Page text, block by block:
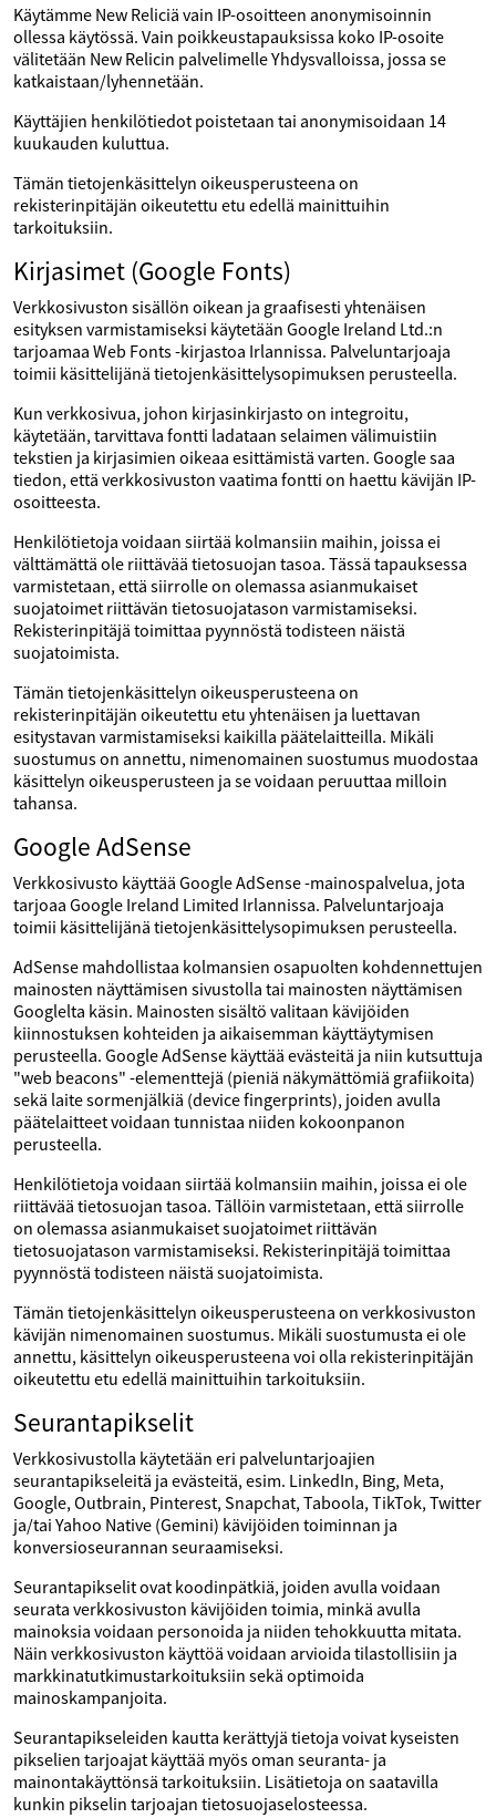
Käytämme New Reliciä vain IP-osoitteen anonymisoinnin
ollessa käytössä. Vain poikkeustapauksissa koko IP-osoite
välitetään New Relicin palvelimelle Yhdysvalloissa, jossa se
katkaistaan/lyhennetään.
Käyttäjien henkilötiedot poistetaan tai anonymisoidaan 14
kuukauden kuluttua.
Tämän tietojenkäsittelyn oikeusperusteena on
rekisterinpitäjän oikeutettu etu edellä mainittuihin
tarkoituksiin.
Kirjasimet (Google Fonts)
Verkkosivuston sisällön oikean ja graafisesti yhtenäisen
esityksen varmistamiseksi käytetään Google Ireland Ltd.:n
tarjoamaa Web Fonts -kirjastoa Irlannissa. Palveluntarjoaja
toimii käsittelijänä tietojenkäsittelysopimuksen perusteella.
Kun verkkosivua, johon kirjasinkirjasto on integroitu,
käytetään, tarvittava fontti ladataan selaimen välimuistiin
tekstien ja kirjasimien oikeaa esittämistä varten. Google saa
tiedon, että verkkosivuston vaatima fontti on haettu kävijän IP-
osoitteesta.
Henkilötietoja voidaan siirtää kolmansiin maihin, joissa ei
välttämättä ole riittävää tietosuojan tasoa. Tässä tapauksessa
varmistetaan, että siirrolle on olemassa asianmukaiset
suojatoimet riittävän tietosuojatason varmistamiseksi.
Rekisterinpitäjä toimittaa pyynnöstä todisteen näistä
suojatoimista.
Tämän tietojenkäsittelyn oikeusperusteena on
rekisterinpitäjän oikeutettu etu yhtenäisen ja luettavan
esitystavan varmistamiseksi kaikilla päätelaitteilla. Mikäli
suostumus on annettu, nimenomainen suostumus muodostaa
käsittelyn oikeusperusteen ja se voidaan peruuttaa milloin
tahansa.
Google AdSense
Verkkosivusto käyttää Google AdSense -mainospalvelua, jota
tarjoaa Google Ireland Limited Irlannissa. Palveluntarjoaja
toimii käsittelijänä tietojenkäsittelysopimuksen perusteella.
AdSense mahdollistaa kolmansien osapuolten kohdennettujen
mainosten näyttämisen sivustolla tai mainosten näyttämisen
Googlelta käsin. Mainosten sisältö valitaan kävijöiden
kiinnostuksen kohteiden ja aikaisemman käyttäytymisen
perusteella. Google AdSense käyttää evästeitä ja niin kutsuttuja
"web beacons" -elementtejä (pieniä näkymättömiä grafiikoita)
sekä laite sormenjälkiä (device fingerprints), joiden avulla
päätelaitteet voidaan tunnistaa niiden kokoonpanon
perusteella.
Henkilötietoja voidaan siirtää kolmansiin maihin, joissa ei ole
riittävää tietosuojan tasoa. Tällöin varmistetaan, että siirrolle
on olemassa asianmukaiset suojatoimet riittävän
tietosuojatason varmistamiseksi. Rekisterinpitäjä toimittaa
pyynnöstä todisteen näistä suojatoimista.
Tämän tietojenkäsittelyn oikeusperusteena on verkkosivuston
kävijän nimenomainen suostumus. Mikäli suostumusta ei ole
annettu, käsittelyn oikeusperusteena voi olla rekisterinpitäjän
oikeutettu etu edellä mainittuihin tarkoituksiin.
Seurantapikselit
Verkkosivustolla käytetään eri palveluntarjoajien
seurantapikseleitä ja evästeitä, esim. LinkedIn, Bing, Meta,
Google, Outbrain, Pinterest, Snapchat, Taboola, TikTok, Twitter
ja/tai Yahoo Native (Gemini) kävijöiden toiminnan ja
konversioseurannan seuraamiseksi.
Seurantapikselit ovat koodinpätkiä, joiden avulla voidaan
seurata verkkosivuston kävijöiden toimia, minkä avulla
mainoksia voidaan personoida ja niiden tehokkuutta mitata.
Näin verkkosivuston käyttöä voidaan arvioida tilastollisiin ja
markkinatutkimustarkoituksiin sekä optimoida
mainoskampanjoita.
Seurantapikseleiden kautta kerättyjä tietoja voivat kyseisten
pikselien tarjoajat käyttää myös oman seuranta- ja
mainontakäyttönsä tarkoituksiin. Lisätietoja on saatavilla
kunkin pikselin tarjoajan tietosuojaselosteessa.